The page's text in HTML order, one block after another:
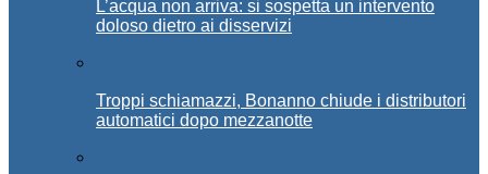
L’acqua non arriva: si sospetta un intervento
doloso dietro ai disservizi
Troppi schiamazzi, Bonanno chiude i distributori
automatici dopo mezzanotte